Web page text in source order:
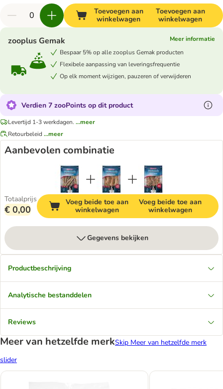
Toevoegen aan
winkelwagen
Toevoegen aan
winkelwagen
zooplus Gemak
Meer informatie
Bespaar 5% op alle zooplus Gemak producten
Flexibele aanpassing van leveringsfrequentie
Op elk moment wijzigen, pauzeren of verwijderen
Verdien 7 zooPoints op dit product
Levertijd 1-3 werkdagen. ...meer
Retourbeleid ...meer
Aanbevolen combinatie
Totaalprijs
€ 0,00
Voeg beide toe aan
winkelwagen
Voeg beide toe aan
winkelwagen
Gegevens bekijken
Productbeschrijving
Analytische bestanddelen
Reviews
Meer van hetzelfde merkSkip Meer van hetzelfde merk
slider